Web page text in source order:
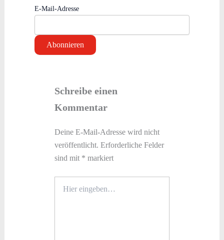
E-Mail-Adresse
Schreibe einen
Kommentar
Deine E-Mail-Adresse wird nicht
veröffentlicht. Erforderliche Felder
sind mit * markiert
eingeben…